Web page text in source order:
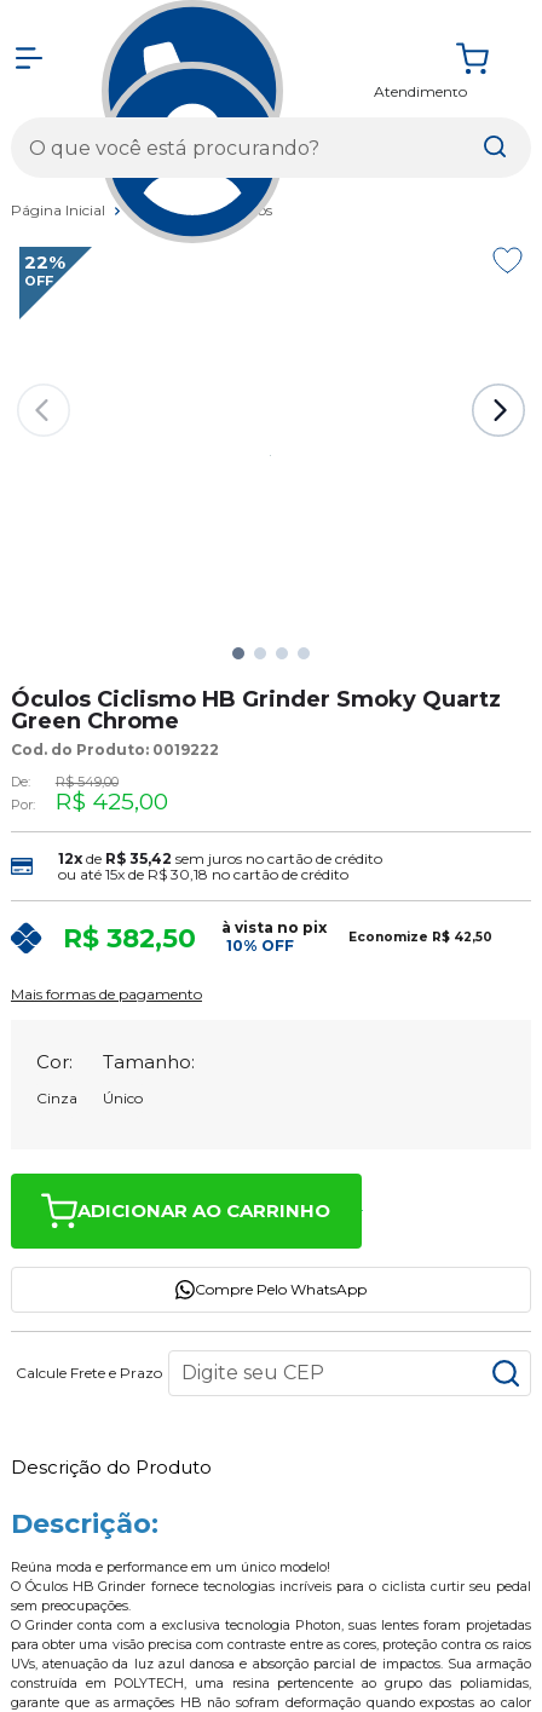
Atendimento
Página Inicial Vestuários Óculos
22%
OFF
Óculos Ciclismo HB Grinder Smoky Quartz
Green Chrome
Cod. do Produto: 0019222
De:
R$ 549,00
Por:
R$ 425,00
12xde R$ 35,42 sem juros no cartão de crédito
ou até 15xde R$ 30,18 no cartão de crédito
R$ 382,50
à vista no pix
10% OFF
Economize R$ 42,50
Mais formas de pagamento
Cor:
Cinza
Tamanho:
Único
ADICIONAR AO CARRINHO
Compre Pelo WhatsApp
Calcule Frete e Prazo
Descrição do Produto
Descrição:
Reúna moda e performance em um único modelo!
O Óculos HB Grinder fornece tecnologias incríveis para o ciclista curtir seu pedal
sem preocupações.
O Grinder conta com a exclusiva tecnologia Photon, suas lentes foram projetadas
para obter uma visão precisa com contraste entre as cores, proteção contra os raios
UVs, atenuação da luz azul danosa e absorção parcial de impactos. Sua armação
construída em POLYTECH, uma resina pertencente ao grupo das poliamidas,
garante que as armações HB não sofram deformação quando expostas ao calor